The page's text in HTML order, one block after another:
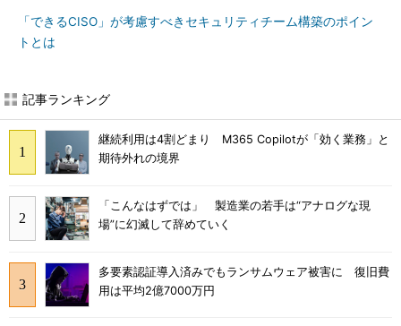
「できるCISO」が考慮すべきセキュリティチーム構築のポイン
トとは
記事ランキング
継続利用は4割どまり M365 Copilotが「効く業務」と
期待外れの境界
「こんなはずでは」 製造業の若手は“アナログな現
場”に幻滅して辞めていく
多要素認証導入済みでもランサムウェア被害に 復旧費
用は平均2億7000万円